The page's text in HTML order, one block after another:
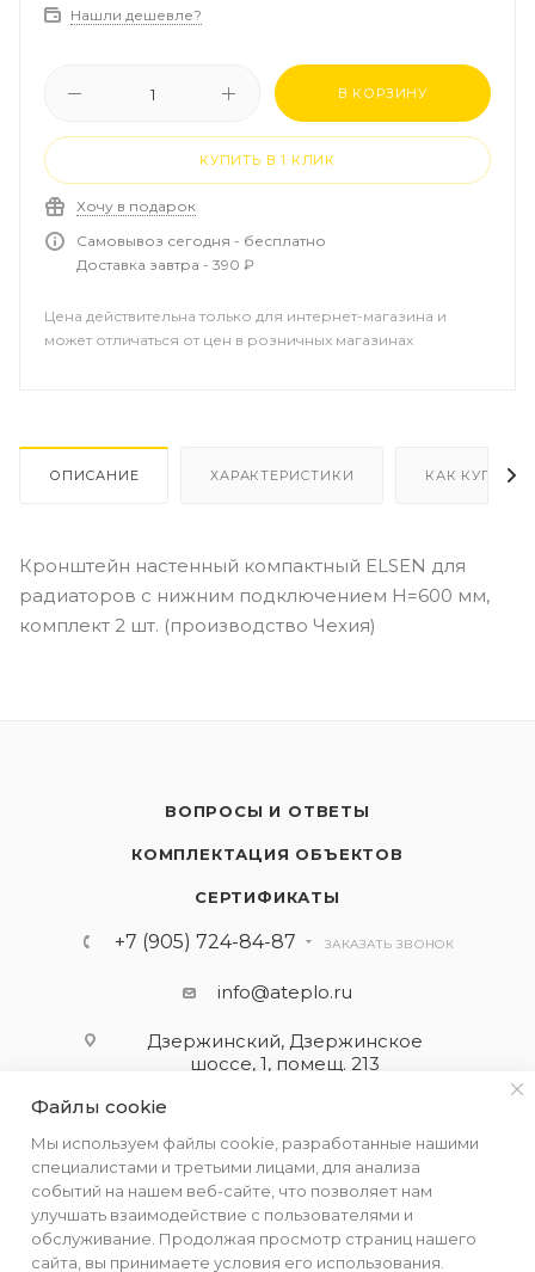
Нашли дешевле?
В КОРЗИНУ
КУПИТЬ В 1 КЛИК
Хочу в подарок
Самовывоз сегодня - бесплатно
Доставка завтра - 390 ₽
Цена действительна только для интернет-магазина и
может отличаться от цен в розничных магазинах
ОПИСАНИЕ ХАРАКТЕРИСТИКИ КАК КУПИТЬ
Кронштейн настенный компактный ELSEN для
радиаторов с нижним подключением Н=600 мм,
комплект 2 шт. (производство Чехия)
ВОПРОСЫ И ОТВЕТЫ
КОМПЛЕКТАЦИЯ ОБЪЕКТОВ
СЕРТИФИКАТЫ
+7 (905) 724-84-87 ЗАКАЗАТЬ ЗВОНОК
info@ateplo.ru
Дзержинский, Дзержинское
шоссе, 1, помещ. 213
ПОЛИТИКА КОНФИДЕНЦИАЛЬНОСТИ
Файлы cookie
Мы используем файлы cookie, разработанные нашими
специалистами и третьими лицами, для анализа
событий на нашем веб-сайте, что позволяет нам
улучшать взаимодействие с пользователями и
обслуживание. Продолжая просмотр страниц нашего
сайта, вы принимаете условия его использования.